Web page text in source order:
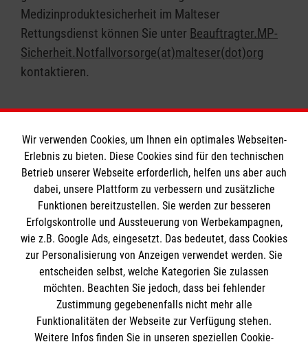
Medizinproduktesicherheit im Malteser
Rettungsdienst können Sie unter Beauftragter.MP-
Sicherheit.Notfallvorsorge(at)malteser(dot)org
kontaktieren.
Informationen
Impressum
Datenschutz
Barrierefreiheit
Kontakt
Die Malteser
Malteser in Deutschland
Malteserorden
Spendenkonto
Wir verwenden Cookies, um Ihnen ein optimales Webseiten-
Erlebnis zu bieten. Diese Cookies sind für den technischen
Betrieb unserer Webseite erforderlich, helfen uns aber auch
dabei, unsere Plattform zu verbessern und zusätzliche
Funktionen bereitzustellen. Sie werden zur besseren
Erfolgskontrolle und Aussteuerung von Werbekampagnen,
wie z.B. Google Ads, eingesetzt. Das bedeutet, dass Cookies
zur Personalisierung von Anzeigen verwendet werden. Sie
entscheiden selbst, welche Kategorien Sie zulassen
möchten. Beachten Sie jedoch, dass bei fehlender
Zustimmung gegebenenfalls nicht mehr alle
Funktionalitäten der Webseite zur Verfügung stehen.
Weitere Infos finden Sie in unseren speziellen Cookie-